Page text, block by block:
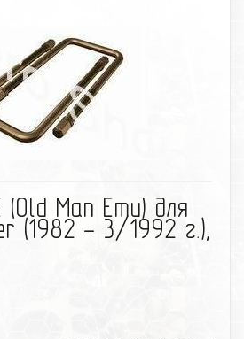
Man Emu) для
(1982 - 3/1992 г.),